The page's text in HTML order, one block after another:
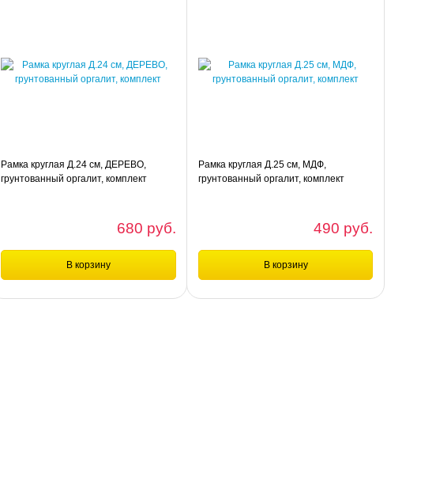
Рамка круглая Д.24 см, ДЕРЕВО,
грунтованный оргалит, комплект
680 руб.
В корзину
Рамка круглая Д.25 см, МДФ,
грунтованный оргалит, комплект
490 руб.
В корзину